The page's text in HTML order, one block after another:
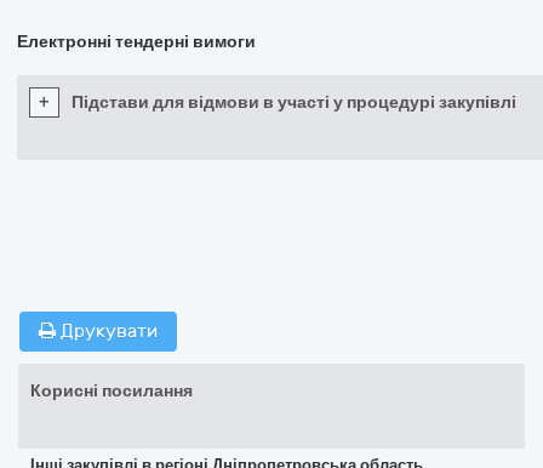
Електронні тендерні вимоги
+ Підстави для відмови в участі у процедурі закупівлі
Друкувати
Корисні посилання